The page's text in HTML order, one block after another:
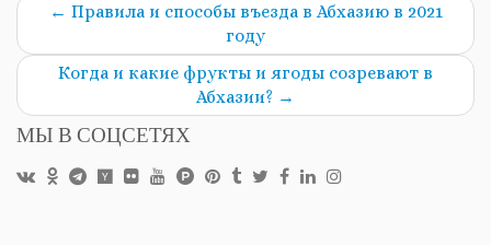
← Правила и способы въезда в Абхазию в 2021
году
Когда и какие фрукты и ягоды созревают в
Абхазии? →
МЫ В СОЦСЕТЯХ